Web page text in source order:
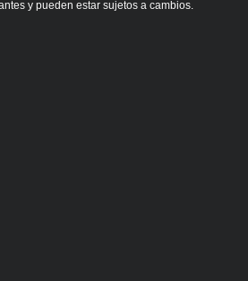
y pueden estar sujetos a cambios.